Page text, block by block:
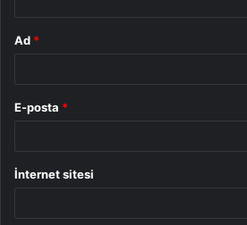
Ad *
E-posta *
İnternet sitesi